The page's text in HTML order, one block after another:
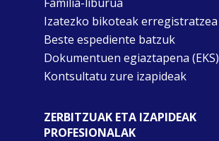
Izatezko bikoteak erregistratzea
Beste espediente batzuk
Dokumentuen egiaztapena (EKS)
Kontsultatu zure izapideak
ZERBITZUAK ETA IZAPIDEAK
PROFESIONALAK